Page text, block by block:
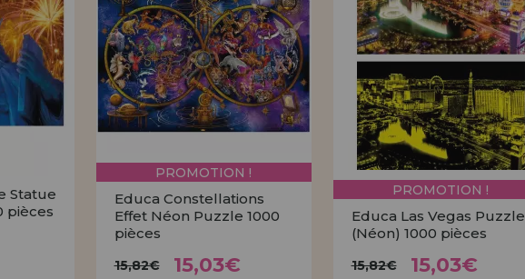
Statue
pièces
PROMOTION !
Educa Constellations
Effet Néon Puzzle 1000
pièces
15,82€ 15,03€
PROMOTION !
Educa Las Vegas Puzzle
(Néon) 1000 pièces
15,82€ 15,03€